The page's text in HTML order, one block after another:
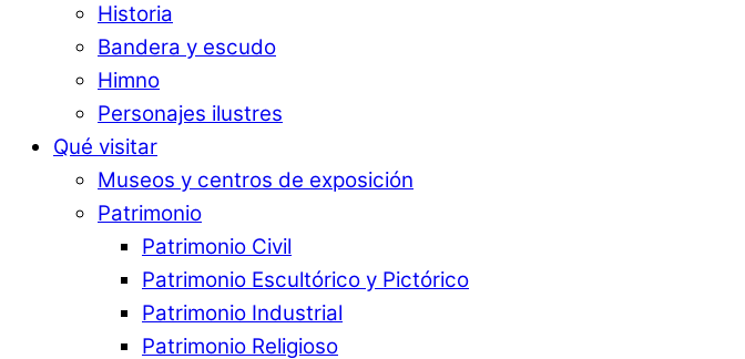
Historia
Bandera y escudo
Himno
Personajes ilustres
Qué visitar
Museos y centros de exposición
Patrimonio
Patrimonio Civil
Patrimonio Escultórico y Pictórico
Patrimonio Industrial
Patrimonio Religioso